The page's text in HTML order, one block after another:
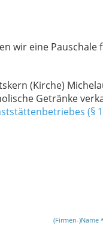
wir eine Pauschale
(Kirche)
Getränke
(§
(Firmen-)Name